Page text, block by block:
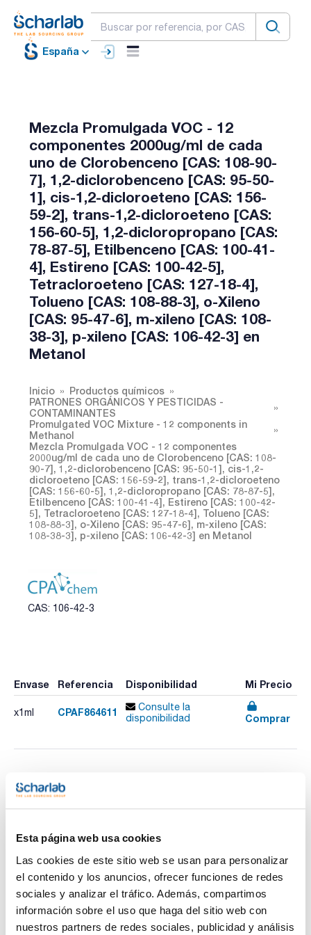
Esta página web usa cookies
Las cookies de este sitio web se usan para personalizar
el contenido y los anuncios, ofrecer funciones de redes
sociales y analizar el tráfico. Además, compartimos
información sobre el uso que haga del sitio web con
nuestros partners de redes sociales, publicidad y análisis
España
Mezcla Promulgada VOC - 12
componentes 2000ug/ml de cada
uno de Clorobenceno [CAS: 108-90-
7], 1,2-diclorobenceno [CAS: 95-50-
1], cis-1,2-dicloroeteno [CAS: 156-
59-2], trans-1,2-dicloroeteno [CAS:
156-60-5], 1,2-dicloropropano [CAS:
78-87-5], Etilbenceno [CAS: 100-41-
4], Estireno [CAS: 100-42-5],
Tetracloroeteno [CAS: 127-18-4],
Tolueno [CAS: 108-88-3], o-Xileno
[CAS: 95-47-6], m-xileno [CAS: 108-
38-3], p-xileno [CAS: 106-42-3] en
Metanol
Inicio
Productos químicos
PATRONES ORGÁNICOS Y PESTICIDAS -
CONTAMINANTES
Promulgated VOC Mixture - 12 components in
Methanol
Mezcla Promulgada VOC - 12 componentes
2000ug/ml de cada uno de Clorobenceno [CAS: 108-
90-7], 1,2-diclorobenceno [CAS: 95-50-1], cis-1,2-
dicloroeteno [CAS: 156-59-2], trans-1,2-dicloroeteno
[CAS: 156-60-5], 1,2-dicloropropano [CAS: 78-87-5],
Etilbenceno [CAS: 100-41-4], Estireno [CAS: 100-42-
5], Tetracloroeteno [CAS: 127-18-4], Tolueno [CAS:
108-88-3], o-Xileno [CAS: 95-47-6], m-xileno [CAS:
108-38-3], p-xileno [CAS: 106-42-3] en Metanol
CAS: 106-42-3
Envase Referencia Disponibilidad Mi Precio
x1ml CPAF864611
Consulte la
disponibilidad
Comprar
Imprimir ficha de
producto
Volumen : 1 mL
Composition:
Chlorobenzene 2000ug/ml [108-90-7]
1,2-Dichlorobenzene 2000ug/ml [95-50-1]
cis-1,2-Dichloroethene 2000ug/ml [156-59-2]
trans-1,2-Dichloroethene 2000ug/ml [156-60-5]
1,2-Dichloropropane 2000ug/ml [78-87-5]
Ethylbenzene 2000ug/ml [100-41-4]
Ver más
Documentación técnica